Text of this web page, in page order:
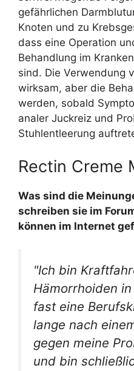
gefährlichen
Knoten und zu
dass eine Operation
Behandlung im
sind. Die Verwendung
wirksam, aber die
werden, sobald
analer Juckreiz und
Stuhlentleerung
Rectin Creme
Was sind die
schreiben sie im
können im Internet
"Ich bin
Hämorrhoiden
fast eine
lange nach
gegen meine
und bin